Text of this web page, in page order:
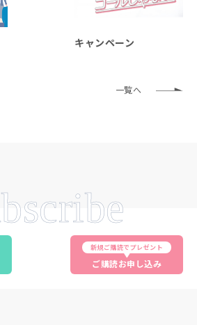
キャンペーン
一覧へ
新規ご購読でプレゼント
ご購読お申し込み